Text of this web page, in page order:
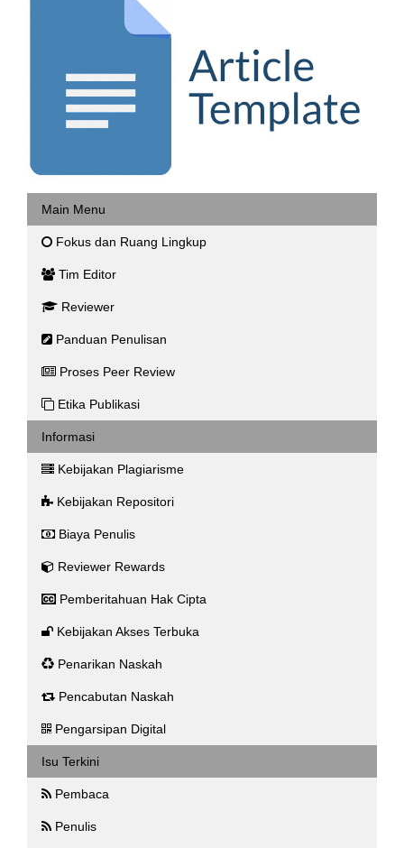
Main Menu
Fokus dan Ruang Lingkup
Tim Editor
Reviewer
Panduan Penulisan
Proses Peer Review
Etika Publikasi
Informasi
Kebijakan Plagiarisme
Kebijakan Repositori
Biaya Penulis
Reviewer Rewards
Pemberitahuan Hak Cipta
Kebijakan Akses Terbuka
Penarikan Naskah
Pencabutan Naskah
Pengarsipan Digital
Isu Terkini
Pembaca
Penulis